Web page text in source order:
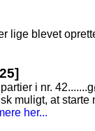
lige blevet
i nr.
muligt, at starte
her...